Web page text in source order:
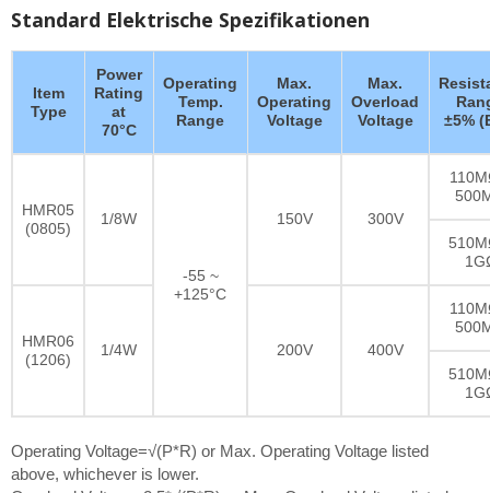
Standard Elektrische Spezifikationen
Item
Type
Power
Rating
at
70°C
Operating
Temp.
Range
Max.
Operating
Voltage
Max.
Overload
Voltage
±5%
HMR05
(0805)
1/8W
-55 ~
+125°C
150V 300V
HMR06
(1206)
1/4W 200V 400V
Operating Voltage=√(P*R) or Max. Operating Voltage listed
above, whichever is lower.